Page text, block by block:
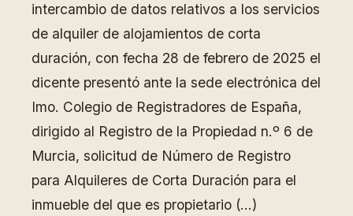
intercambio de datos relativos a los servicios
de alquiler de alojamientos de corta
duración, con fecha 28 de febrero de 2025 el
dicente presentó ante la sede electrónica del
Imo. Colegio de Registradores de España,
dirigido al Registro de la Propiedad n.º 6 de
Murcia, solicitud de Número de Registro
para Alquileres de Corta Duración para el
inmueble del que es propietario (…)